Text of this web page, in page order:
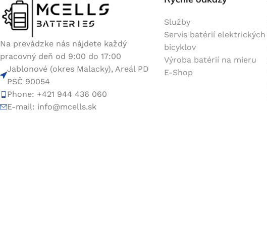
Na prevádzke nás nájdete každý
pracovný deň od 9:00 do 17:00
Jablonové (okres Malacky), Areál PD
PSČ 90054
Phone: +421 944 436 060
E-mail: info@mcells.sk
Služby
Servis batérií elektrických
bicyklov
Výroba batérií na mieru
E-Shop